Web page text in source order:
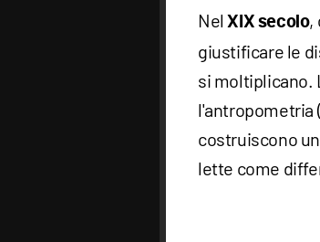
NelXIX secolo,
giustificare le
si moltiplicano.
l'antropometria
costruiscono
lette come